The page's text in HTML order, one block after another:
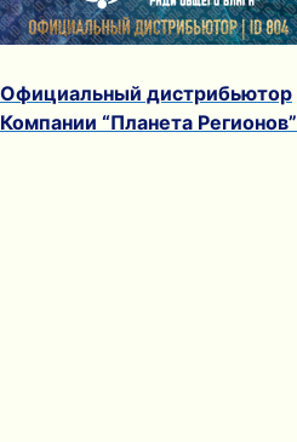
Официальный дистрибьютор
Компании “Планета Регионов”